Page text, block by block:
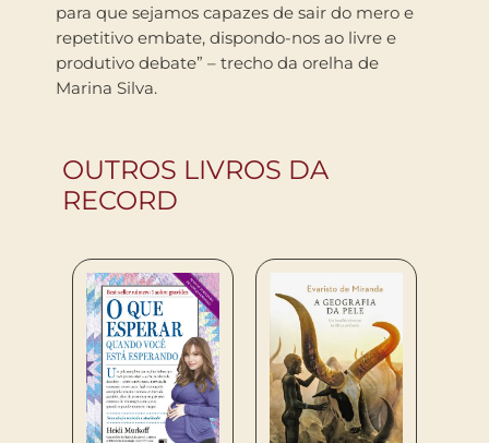
para que sejamos capazes de sair do mero e
repetitivo embate, dispondo-nos ao livre e
produtivo debate” – trecho da orelha de
Marina Silva.
OUTROS LIVROS DA
RECORD